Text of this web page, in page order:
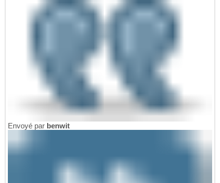
Envoyé par benwit